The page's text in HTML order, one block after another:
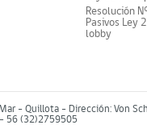
Resolución
Pasivos Ley
lobby
– Quillota - Dirección: Von
56 (32)2759505